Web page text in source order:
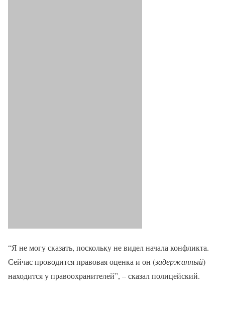
“Я не могу сказать, поскольку не видел начала конфликта.
Сейчас проводится правовая оценка и он (задержанный)
находится у правоохранителей”, – сказал полицейский.